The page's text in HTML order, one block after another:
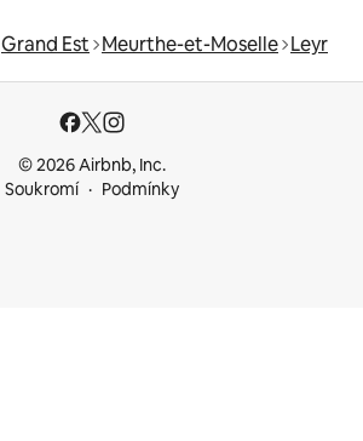
Grand Est Meurthe-et-Moselle Leyr
© 2026 Airbnb, Inc.
Soukromí
Podmínky